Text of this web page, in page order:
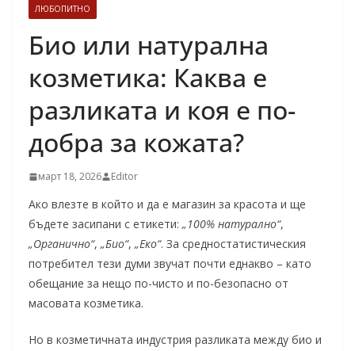
ЛЮБОПИТНО
Био или натурална
козметика: Каква е
разликата и коя е по-
добра за кожата?
март 18, 2026 Editor
Ако влезте в който и да е магазин за красота и ще
бъдете засипани с етикети: „100% натурално“,
„Органично“, „Био“, „Еко“. За средностатистическия
потребител тези думи звучат почти еднакво – като
обещание за нещо по-чисто и по-безопасно от
масовата козметика.
Но в козметичната индустрия разликата между био и